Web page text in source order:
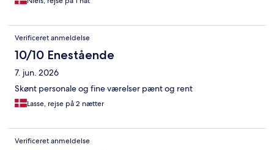
Verificeret anmeldelse
10/10 Enestående
7. jun. 2026
Skønt personale og fine værelser pænt og rent
Lasse, rejse på 2 nætter
Verificeret anmeldelse